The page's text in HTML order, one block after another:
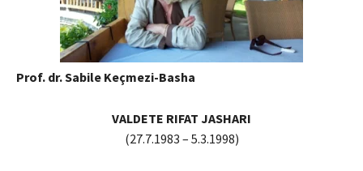
Prof. dr. Sabile Keçmezi-Basha
VALDETE RIFAT JASHARI
(27.7.1983 – 5.3.1998)